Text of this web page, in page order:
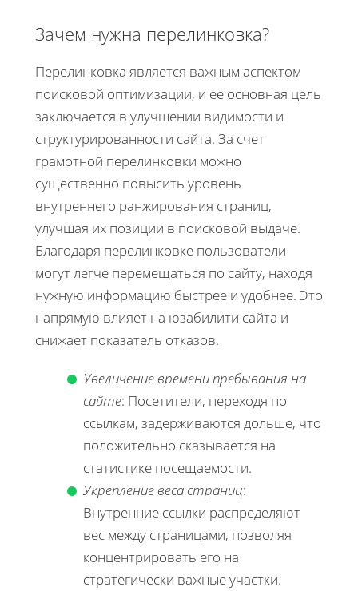
Зачем нужна перелинковка?
Перелинковка является важным аспектом
поисковой оптимизации, и ее основная цель
заключается в улучшении видимости и
структурированности сайта. За счет
грамотной перелинковки можно
существенно повысить уровень
внутреннего ранжирования страниц,
улучшая их позиции в поисковой выдаче.
Благодаря перелинковке пользователи
могут легче перемещаться по сайту, находя
нужную информацию быстрее и удобнее. Это
напрямую влияет на юзабилити сайта и
снижает показатель отказов.
Увеличение времени пребывания на
сайте: Посетители, переходя по
ссылкам, задерживаются дольше, что
положительно сказывается на
статистике посещаемости.
Укрепление веса страниц:
Внутренние ссылки распределяют
вес между страницами, позволяя
концентрировать его на
стратегически важные участки.